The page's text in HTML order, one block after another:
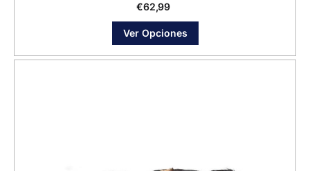
€62,99
Ver Opciones